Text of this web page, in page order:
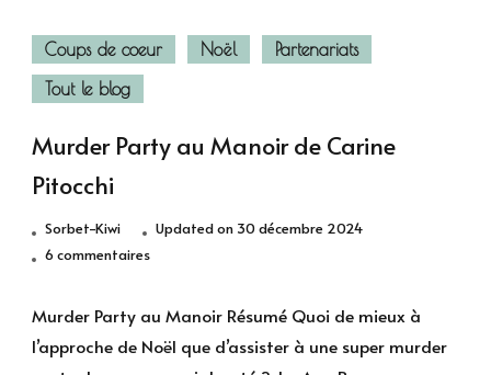
Coups de coeur Noël
Partenariats
Tout le blog
Murder Party au Manoir de Carine
Pitocchi
Sorbet-Kiwi Updated on 30 décembre 2024
6 commentairessur
Party
Manoir
Murder Party au Manoir Résumé Quoi de mieux à
l’approche de Noël que d’assister à une super murder